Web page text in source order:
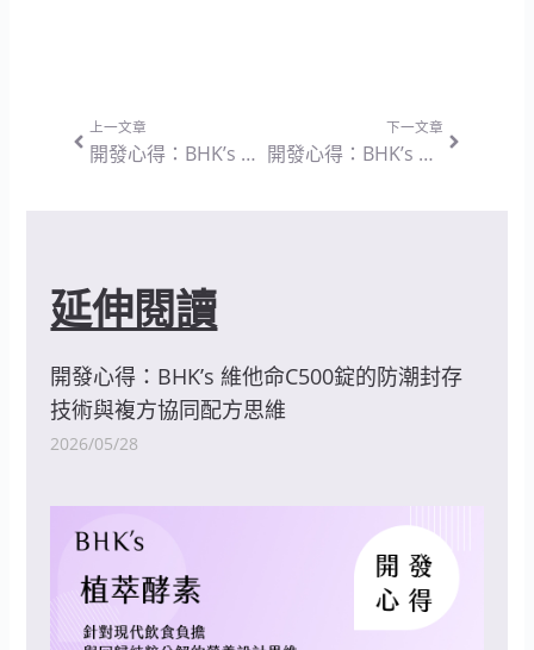
上一文章
開發心得：BHK’s 葉黃素+決明子 軟膠囊 — 突破單一配方侷限與中西合併的營養設計思維
下一文章
開發心得：BHK’s 關立適 非變性二型膠原+蛋殼膜 膠囊 — 突破劑量迷思與強調協同吸收的營養設計思維
延伸閱讀
開發心得：BHK’s 維他命C500錠的防潮封存
技術與複方協同配方思維
2026/05/28